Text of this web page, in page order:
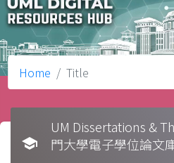
Home Title
school
UM Dissertations &
門大學電子學位論文